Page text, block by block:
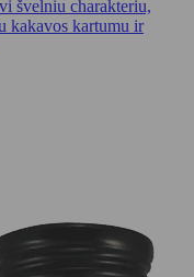
švelniu charakteriu,
kakavos kartumu ir